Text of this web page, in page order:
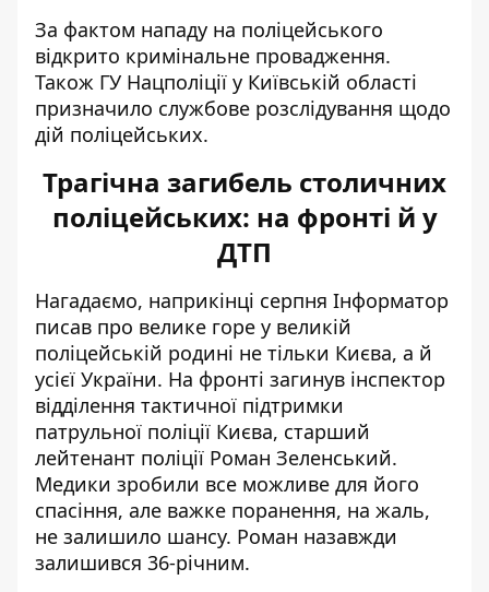
За фактом нападу на поліцейського
відкрито кримінальне провадження.
Також ГУ Нацполіції у Київській області
призначило службове розслідування щодо
дій поліцейських.
Трагічна загибель столичних
поліцейських: на фронті й у
ДТП
Нагадаємо, наприкінці серпня Інформатор
писав про велике горе у великій
поліцейській родині не тільки Києва, а й
усієї України. На фронті загинув інспектор
відділення тактичної підтримки
патрульної поліції Києва, старший
лейтенант поліції Роман Зеленський.
Медики зробили все можливе для його
спасіння, але важке поранення, на жаль,
не залишило шансу. Роман назавжди
залишився 36-річним.